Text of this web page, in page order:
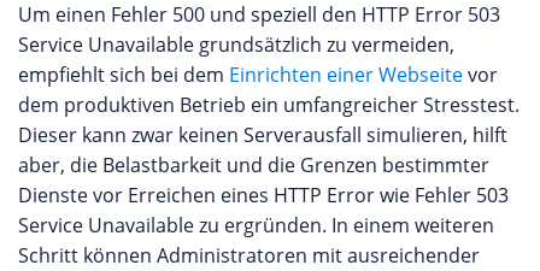
Um einen Fehler 500 und speziell den HTTP Error 503
Service Unavailable grundsätzlich zu vermeiden,
empfiehlt sich bei dem Einrichten einer Webseitevor
dem produktiven Betrieb ein umfangreicher Stresstest.
Dieser kann zwar keinen Serverausfall simulieren, hilft
aber, die Belastbarkeit und die Grenzen bestimmter
Dienste vor Erreichen eines HTTP Error wie Fehler 503
Service Unavailable zu ergründen. In einem weiteren
Schritt können Administratoren mit ausreichender